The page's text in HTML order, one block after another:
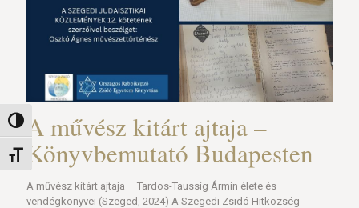
Nagy kontraszt váltása
Betűméret váltása
A művész kitárt ajtaja –
Könyvbemutató Budapesten
A művész kitárt ajtaja – Tardos-Taussig Ármin élete és
vendégkönyvei (Szeged, 2024) A Szegedi Zsidó Hitközség